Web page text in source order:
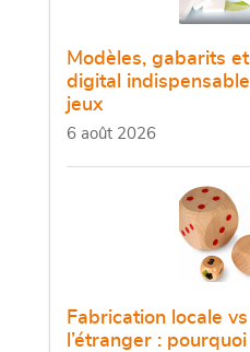
Modèles, gabarits
digital
jeux
6 août 2026
Fabrication locale
l’étranger :